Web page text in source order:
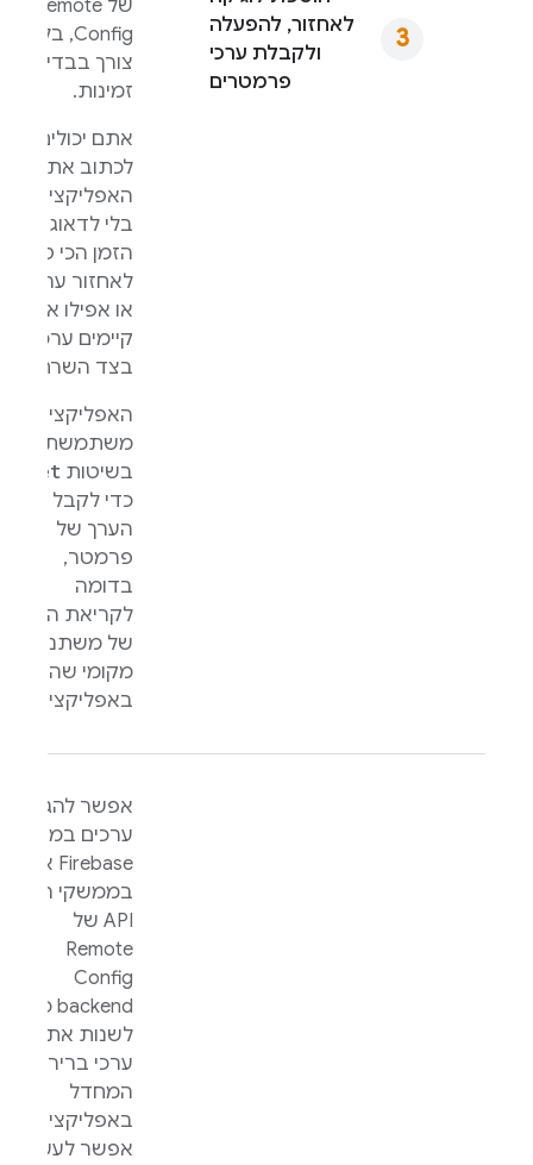
לאחזור, להפעלה
ולקבלת ערכי
פרמטרים
של Remote
Config, בלי
צורך בבדיקת
זמינות.
אתם יכולים
לכתוב את
האפליקציה
בלי לדאוג לגבי
הזמן הכי טוב
לאחזור ערכים,
או אפילו אם
קיימים ערכים
בצד השרת.
האפליקציה
משתמשת
בשיטות get
כדי לקבל את
הערך של
פרמטר,
בדומה
לקריאת הערך
של משתנה
מקומי שהוגדר
באפליקציה.
אפשר להגדיר
ערכים במסוף
Firebase או
בממשקי ה-
API של
Remote
Config
backend כדי
לשנות את
ערכי ברירת
המחדל
באפליקציה.
אפשר לעשות